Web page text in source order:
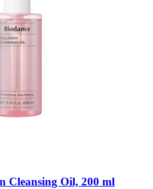
Cleansing Oil, 200 ml